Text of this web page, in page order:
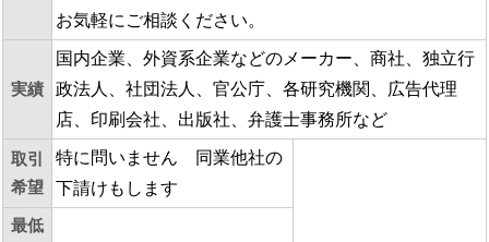
お気軽にご相談ください。
実績
国内企業、外資系企業などのメーカー、商社、独立行
政法人、社団法人、官公庁、各研究機関、広告代理
店、印刷会社、出版社、弁護士事務所など
取引
希望
特に問いません 同業他社の
下請けもします
最低